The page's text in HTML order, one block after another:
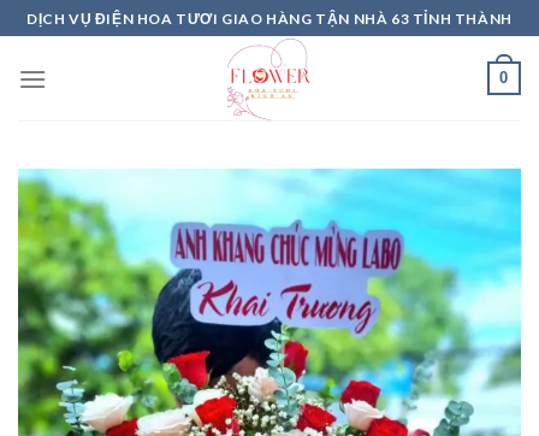
Skip
to
content
DỊCH VỤ ĐIỆN HOA TƯƠI GIAO HÀNG TẬN NHÀ 63 TỈNH THÀNH
0